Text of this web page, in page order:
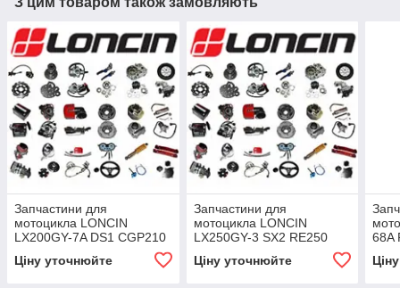
Запчастини для
мотоцикла LONCIN
LX200GY-7A DS1 CGP210
Ціну уточнюйте
Запчастини для
мотоцикла LONCIN
LX250GY-3 SX2 RE250
Ціну уточнюйте
68A